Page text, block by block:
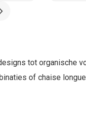
tot organische
of chaise